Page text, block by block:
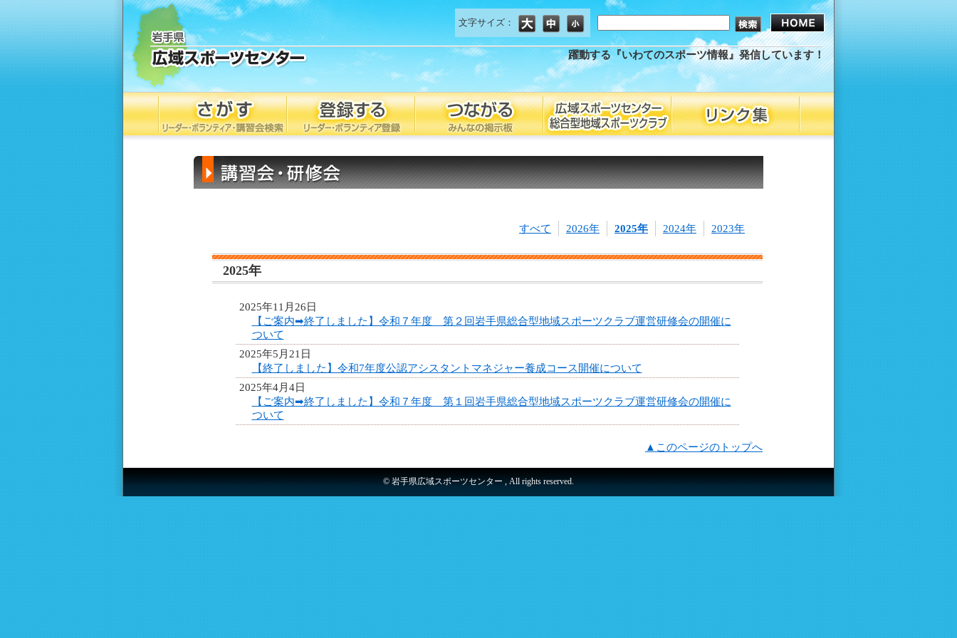
文字サイズ：
躍動する『いわてのスポーツ情報』発信しています！
すべて 2026年 2025年 2024年 2023年
2025年
2025年11月26日
【ご案内➡終了しました】令和７年度 第２回岩手県総合型地域スポーツクラブ運営研修会の開催に
ついて
2025年5月21日
【終了しました】令和7年度公認アシスタントマネジャー養成コース開催について
2025年4月4日
【ご案内➡終了しました】令和７年度 第１回岩手県総合型地域スポーツクラブ運営研修会の開催に
ついて
▲このページのトップへ
© 岩手県広域スポーツセンター , All rights reserved.